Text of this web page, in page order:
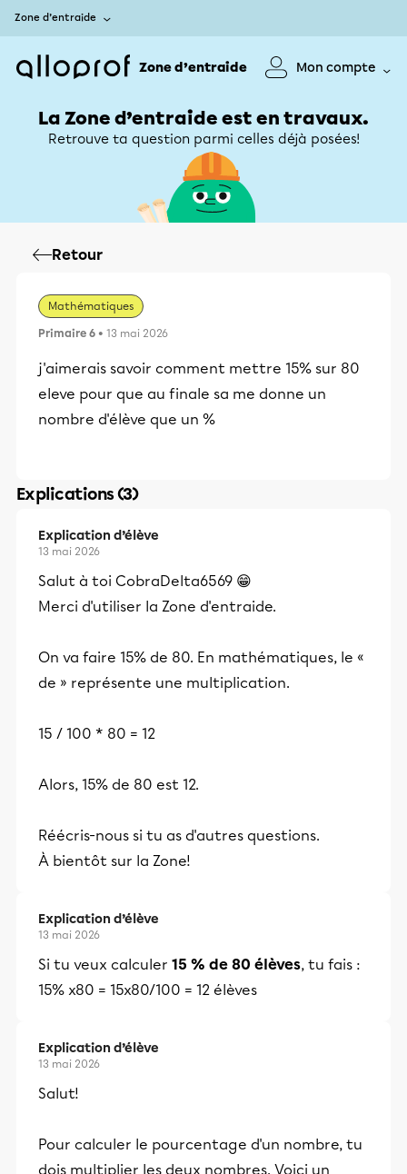
Zone d’entraide
Zone d’entraide Mon compte
La Zone d’entraide est en travaux.
Retrouve ta question parmi celles déjà posées!
Retour
Mathématiques
Primaire 6 • 13 mai 2026
j'aimerais savoir comment mettre 15% sur 80
eleve pour que au finale sa me donne un
nombre d'élève que un %
Explications (3)
Explication d’élève
13 mai 2026
Salut à toi CobraDelta6569 😁
Merci d'utiliser la Zone d'entraide.
On va faire 15% de 80. En mathématiques, le «
de » représente une multiplication.
15 / 100 * 80 = 12
Alors, 15% de 80 est 12.
Réécris-nous si tu as d'autres questions.
À bientôt sur la Zone!
Explication d’élève
13 mai 2026
Si tu veux calculer 15 % de 80 élèves, tu fais :
15% x80 = 15x80/100 = 12 élèves
Explication d’élève
13 mai 2026
Salut!
Pour calculer le pourcentage d'un nombre, tu
dois multiplier les deux nombres. Voici un